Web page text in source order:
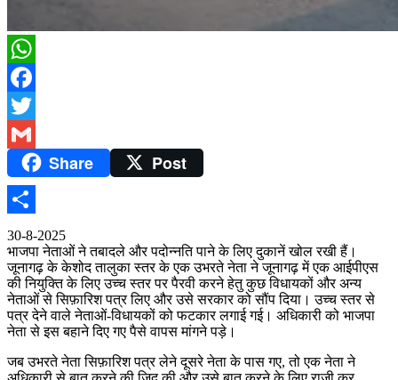
WhatsApp
Facebook
Twitter
Gmail Share Post
Share
30-8-2025
भाजपा नेताओं ने तबादले और पदोन्नति पाने के लिए दुकानें खोल रखी हैं।
जूनागढ़ के केशोद तालुका स्तर के एक उभरते नेता ने जूनागढ़ में एक आईपीएस
की नियुक्ति के लिए उच्च स्तर पर पैरवी करने हेतु कुछ विधायकों और अन्य
नेताओं से सिफ़ारिश पत्र लिए और उसे सरकार को सौंप दिया। उच्च स्तर से
पत्र देने वाले नेताओं-विधायकों को फटकार लगाई गई। अधिकारी को भाजपा
नेता से इस बहाने दिए गए पैसे वापस मांगने पड़े।
जब उभरते नेता सिफ़ारिश पत्र लेने दूसरे नेता के पास गए, तो एक नेता ने